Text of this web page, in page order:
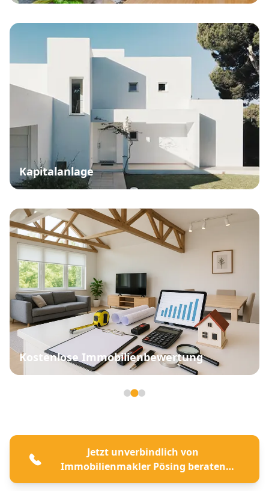
Kapitalanlage
Kostenlose Immobilienbewertung
Jetzt unverbindlich von
Immobilienmakler Pösing beraten
lassen